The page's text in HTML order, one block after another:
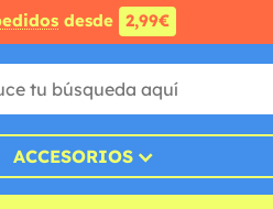
desde 2,99€
ACCESORIOS